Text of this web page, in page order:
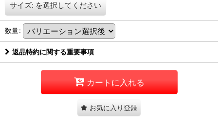
サイズ: を選択してください
数量:
返品特約に関する重要事項
カートに入れる
お気に入り登録